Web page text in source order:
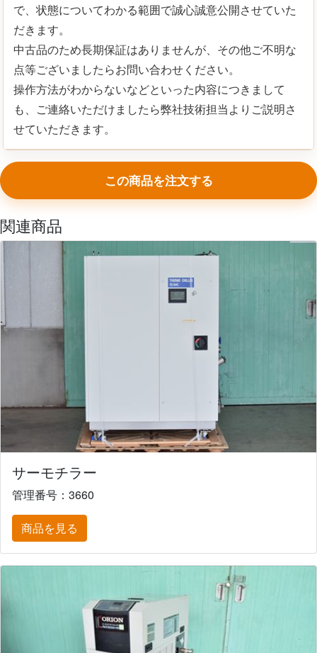
で、状態についてわかる範囲で誠心誠意公開させていた
だきます。
中古品のため長期保証はありませんが、その他ご不明な
点等ございましたらお問い合わせください。
操作方法がわからないなどといった内容につきまして
も、ご連絡いただけましたら弊社技術担当よりご説明さ
せていただきます。
この商品を注文する
関連商品
サーモチラー
管理番号：3660
商品を見る